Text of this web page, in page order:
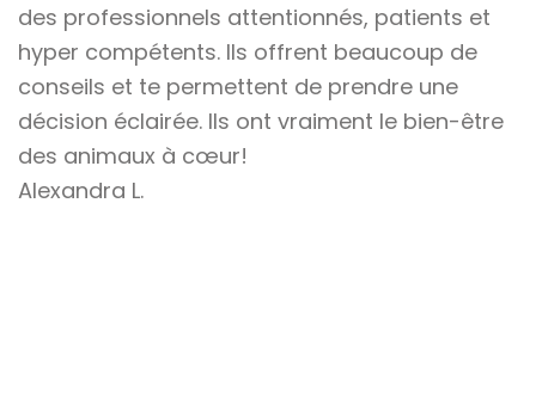
des professionnels attentionnés, patients et
hyper compétents. Ils offrent beaucoup de
conseils et te permettent de prendre une
décision éclairée. Ils ont vraiment le bien-être
des animaux à cœur!
Alexandra L.